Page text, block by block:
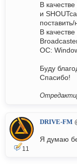
В
и
В
ОС:
Буду
Спасибо!
11
DRIVE-FM
Я думаю